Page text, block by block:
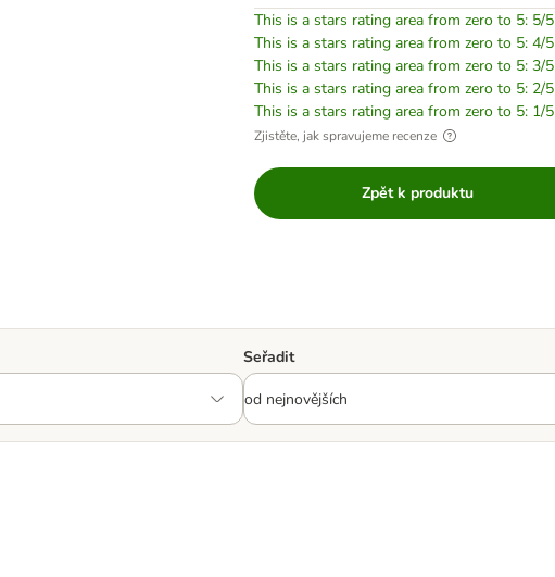
This is a stars rating area from zero to 5: 5/5
This is a stars rating area from zero to 5: 4/5
This is a stars rating area from zero to 5: 3/5
This is a stars rating area from zero to 5: 2/5
This is a stars rating area from zero to 5: 1/5
Zjistěte, jak spravujeme recenze
Zpět k produktu
Seřadit